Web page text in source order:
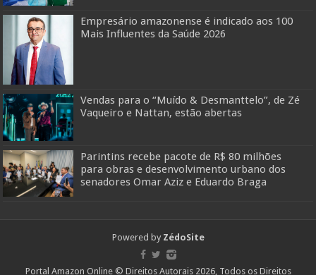
Empresário amazonense é indicado aos 100
Mais Influentes da Saúde 2026
Vendas para o “Muído & Desmanttelo”, de Zé
Vaqueiro e Nattan, estão abertas
Parintins recebe pacote de R$ 80 milhões
para obras e desenvolvimento urbano dos
senadores Omar Aziz e Eduardo Braga
Powered by ZédoSite
Portal Amazon Online © Direitos Autorais 2026, Todos os Direitos